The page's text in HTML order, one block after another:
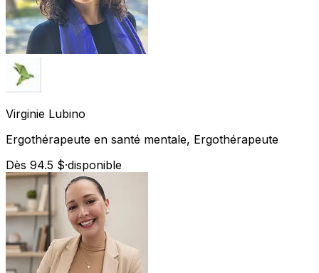
Virginie Lubino
Ergothérapeute en santé mentale, Ergothérapeute
Dès 94.5 $·disponible